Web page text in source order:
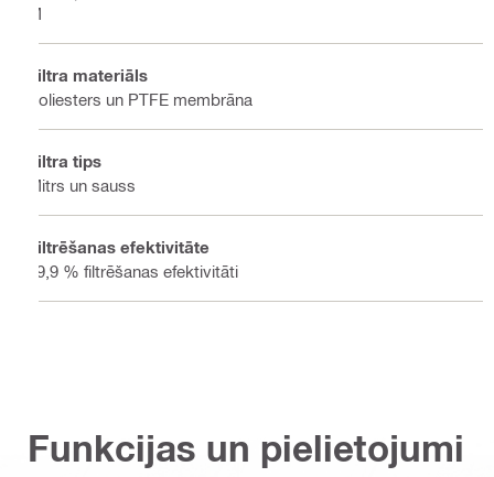
M
Filtra materiāls
Poliesters un PTFE membrāna
Filtra tips
Mitrs un sauss
Filtrēšanas efektivitāte
99,9 % filtrēšanas efektivitāti
Funkcijas un pielietojumi